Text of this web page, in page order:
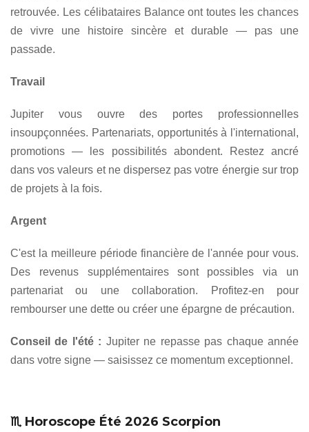
retrouvée. Les célibataires Balance ont toutes les chances
de vivre une histoire sincère et durable — pas une
passade.
Travail
Jupiter vous ouvre des portes professionnelles
insoupçonnées. Partenariats, opportunités à l'international,
promotions — les possibilités abondent. Restez ancré
dans vos valeurs et ne dispersez pas votre énergie sur trop
de projets à la fois.
Argent
C'est la meilleure période financière de l'année pour vous.
Des revenus supplémentaires sont possibles via un
partenariat ou une collaboration. Profitez-en pour
rembourser une dette ou créer une épargne de précaution.
Conseil de l'été : Jupiter ne repasse pas chaque année
dans votre signe — saisissez ce momentum exceptionnel.
♏ Horoscope Été 2026 Scorpion